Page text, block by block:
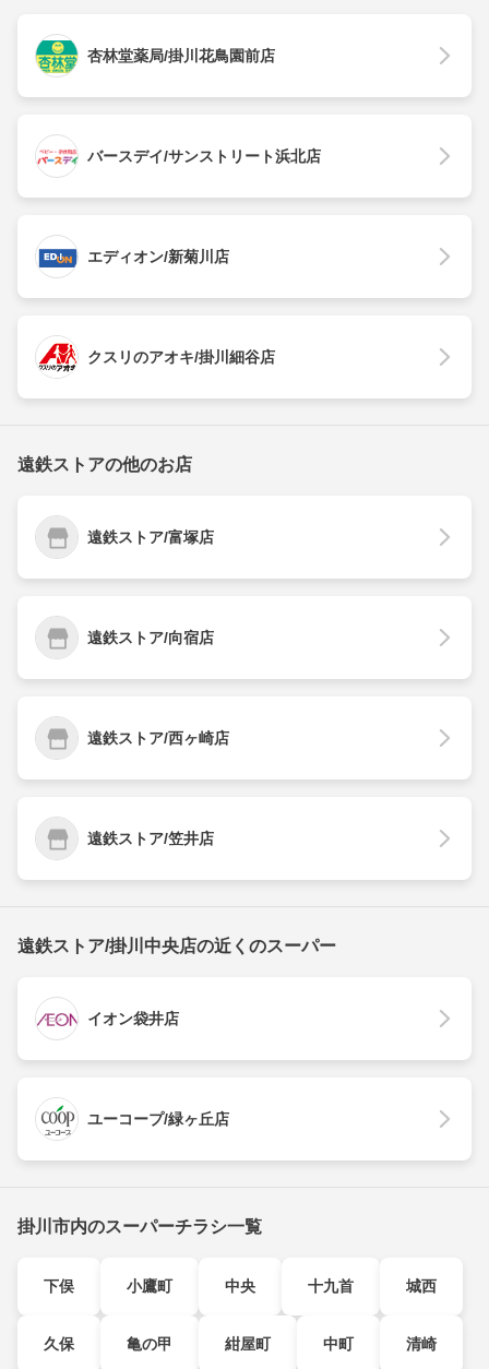
杏林堂薬局/掛川花鳥園前店
バースデイ/サンストリート浜北店
エディオン/新菊川店
クスリのアオキ/掛川細谷店
遠鉄ストアの他のお店
遠鉄ストア/富塚店
遠鉄ストア/向宿店
遠鉄ストア/西ヶ崎店
遠鉄ストア/笠井店
遠鉄ストア/掛川中央店の近くのスーパー
イオン袋井店
ユーコープ/緑ヶ丘店
掛川市内のスーパーチラシ一覧
下俣 小鷹町 中央 十九首 城西
久保 亀の甲 紺屋町 中町 清崎